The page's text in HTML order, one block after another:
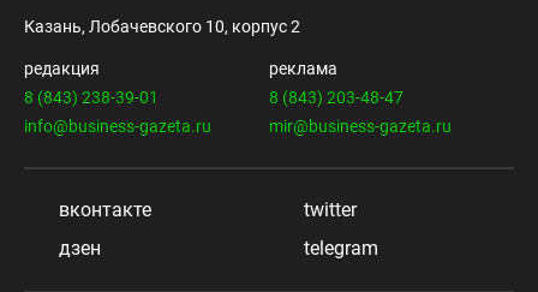
Казань, Лобачевского 10, корпус 2
редакция
8 (843) 238-39-01
info@business-gazeta.ru
реклама
8 (843) 203-48-47
mir@business-gazeta.ru
вконтакте
twitter
дзен
telegram